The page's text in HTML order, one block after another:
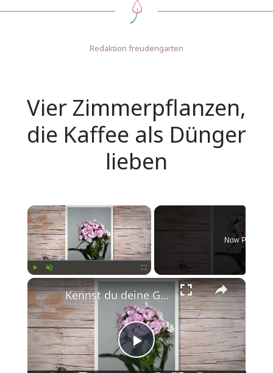
Redaktion freudengarten
Vier Zimmerpflanzen,
die Kaffee als Dünger
lieben
Fullscreen
Now Playing
Play
Kennst du deine Geburtsblume?